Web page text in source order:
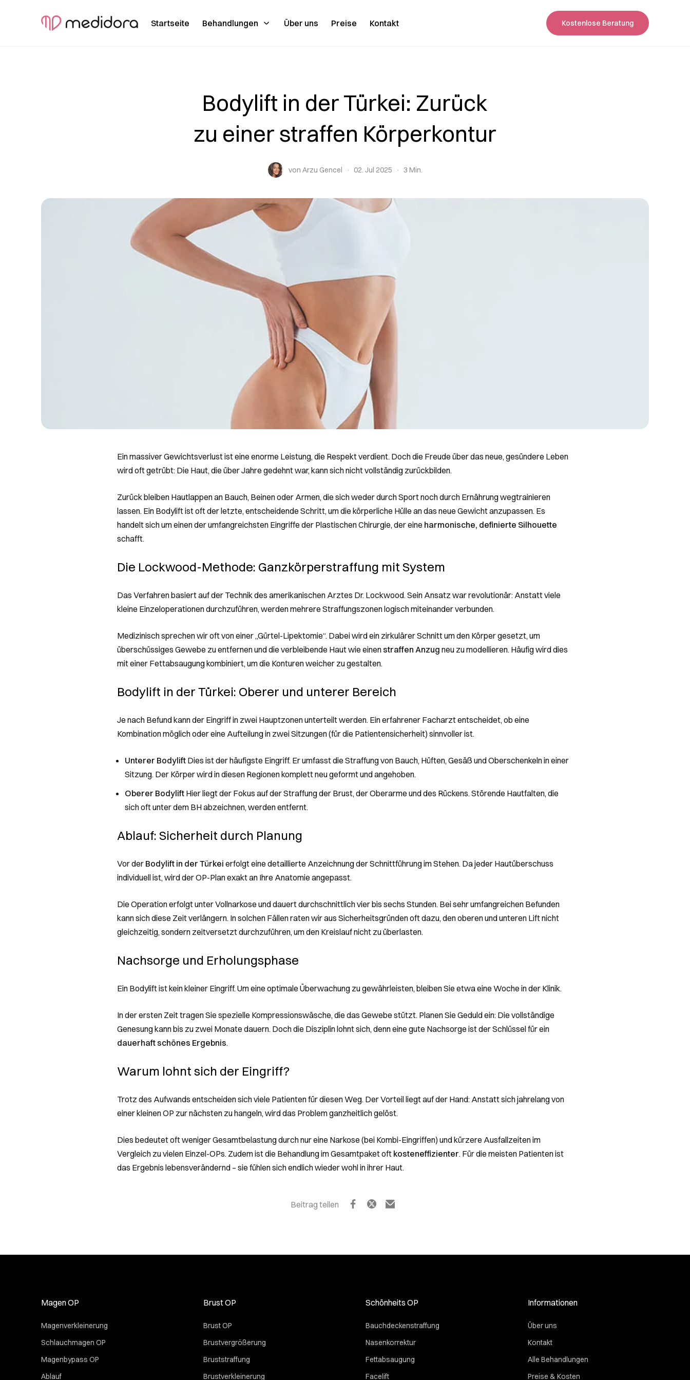
Startseite Behandlungen Über uns Preise Kontakt Kostenlose Beratung
Bodylift in der Türkei: Zurück
zu einer straffen Körperkontur
von Arzu Gencel 02. Jul 2025 3 Min.
Ein massiver Gewichtsverlust ist eine enorme Leistung, die Respekt verdient. Doch die Freude über das neue, gesündere Leben
wird oft getrübt: Die Haut, die über Jahre gedehnt war, kann sich nicht vollständig zurückbilden.
Zurück bleiben Hautlappen an Bauch, Beinen oder Armen, die sich weder durch Sport noch durch Ernährung wegtrainieren
lassen. Ein Bodylift ist oft der letzte, entscheidende Schritt, um die körperliche Hülle an das neue Gewicht anzupassen. Es
handelt sich um einen der umfangreichsten Eingriffe der Plastischen Chirurgie, der eine harmonische, definierte Silhouette
schafft.
Die Lockwood-Methode: Ganzkörperstraffung mit System
Das Verfahren basiert auf der Technik des amerikanischen Arztes Dr. Lockwood. Sein Ansatz war revolutionär: Anstatt viele
kleine Einzeloperationen durchzuführen, werden mehrere Straffungszonen logisch miteinander verbunden.
Medizinisch sprechen wir oft von einer „Gürtel-Lipektomie“. Dabei wird ein zirkulärer Schnitt um den Körper gesetzt, um
überschüssiges Gewebe zu entfernen und die verbleibende Haut wie einen straffen Anzug neu zu modellieren. Häufig wird dies
mit einer Fettabsaugung kombiniert, um die Konturen weicher zu gestalten.
Bodylift in der Türkei: Oberer und unterer Bereich
Je nach Befund kann der Eingriff in zwei Hauptzonen unterteilt werden. Ein erfahrener Facharzt entscheidet, ob eine
Kombination möglich oder eine Aufteilung in zwei Sitzungen (für die Patientensicherheit) sinnvoller ist.
Unterer Bodylift Dies ist der häufigste Eingriff. Er umfasst die Straffung von Bauch, Hüften, Gesäß und Oberschenkeln in einer
Sitzung. Der Körper wird in diesen Regionen komplett neu geformt und angehoben.
Oberer Bodylift Hier liegt der Fokus auf der Straffung der Brust, der Oberarme und des Rückens. Störende Hautfalten, die
sich oft unter dem BH abzeichnen, werden entfernt.
Ablauf: Sicherheit durch Planung
Vor der Bodylift in der Türkei erfolgt eine detaillierte Anzeichnung der Schnittführung im Stehen. Da jeder Hautüberschuss
individuell ist, wird der OP-Plan exakt an Ihre Anatomie angepasst.
Die Operation erfolgt unter Vollnarkose und dauert durchschnittlich vier bis sechs Stunden. Bei sehr umfangreichen Befunden
kann sich diese Zeit verlängern. In solchen Fällen raten wir aus Sicherheitsgründen oft dazu, den oberen und unteren Lift nicht
gleichzeitig, sondern zeitversetzt durchzuführen, um den Kreislauf nicht zu überlasten.
Nachsorge und Erholungsphase
Ein Bodylift ist kein kleiner Eingriff. Um eine optimale Überwachung zu gewährleisten, bleiben Sie etwa eine Woche in der Klinik.
In der ersten Zeit tragen Sie spezielle Kompressionswäsche, die das Gewebe stützt. Planen Sie Geduld ein: Die vollständige
Genesung kann bis zu zwei Monate dauern. Doch die Disziplin lohnt sich, denn eine gute Nachsorge ist der Schlüssel für ein
dauerhaft schönes Ergebnis.
Warum lohnt sich der Eingriff?
Trotz des Aufwands entscheiden sich viele Patienten für diesen Weg. Der Vorteil liegt auf der Hand: Anstatt sich jahrelang von
einer kleinen OP zur nächsten zu hangeln, wird das Problem ganzheitlich gelöst.
Dies bedeutet oft weniger Gesamtbelastung durch nur eine Narkose (bei Kombi-Eingriffen) und kürzere Ausfallzeiten im
Vergleich zu vielen Einzel-OPs. Zudem ist die Behandlung im Gesamtpaket oft kosteneffizienter. Für die meisten Patienten ist
das Ergebnis lebensverändernd – sie fühlen sich endlich wieder wohl in ihrer Haut.
Beitrag teilen
Magen OP
Magenverkleinerung
Schlauchmagen OP
Magenbypass OP
Ablauf
Brust OP
Brust OP
Brustvergrößerung
Bruststraffung
Brustverkleinerung
Schönheits OP
Bauchdeckenstraffung
Nasenkorrektur
Fettabsaugung
Facelift
Informationen
Über uns
Kontakt
Alle Behandlungen
Preise & Kosten